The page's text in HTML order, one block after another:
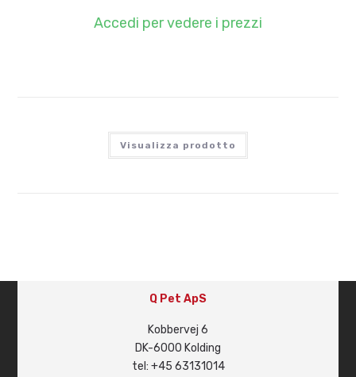
Accedi per vedere i prezzi
Visualizza prodotto
Q Pet ApS
Kobbervej 6
DK-6000 Kolding
tel: +45 63131014